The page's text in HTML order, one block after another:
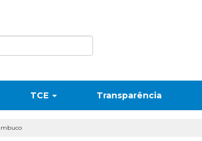
TCE Transparência